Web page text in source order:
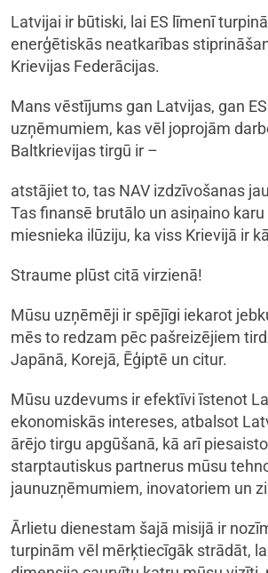
Latvijai ir būtiski, lai ES līmenī
enerģētiskās neatkarības
Krievijas Federācijas.
Mans vēstījums gan Latvijas, gan
uzņēmumiem, kas vēl joprojām
Baltkrievijas tirgū ir –
atstājiet to, tas NAV izdzīvošanas
Tas finansē brutālo un asiņaino
miesnieka ilūziju, ka viss Krievijā ir
Straume plūst citā virzienā!
Mūsu uzņēmēji ir spējīgi iekarot
mēs to redzam pēc pašreizējiem
Japānā, Korejā, Ēģiptē un citur.
Mūsu uzdevums ir efektīvi īstenot
ekonomiskās intereses, atbalsot
ārējo tirgu apgūšanā, kā arī
starptautiskus partnerus mūsu
jaunuzņēmumiem, inovatoriem un
Ārlietu dienestam šajā misijā ir
turpinām vēl mērķtiecīgāk strādāt,